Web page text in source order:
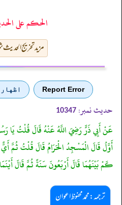
الحكم على
مزید تخریج
Report Error
حدیث نمبر: 10347
عَنْ أَبِي ذَرٍّ رَضِيَ اللَّهُ عَنْهُ قَالَ قُلْتُ يَا
أَوَّلُ قَالَ الْمَسْجِدُ الْحَرَامُ قَالَ قُلْتُ ثُمَّ
كَمْ بَيْنَهُمَا قَالَ أَرْبَعُونَ سَنَةً ثُمَّ قَالَ
ترجمہ:محمد محفوظ اعوان